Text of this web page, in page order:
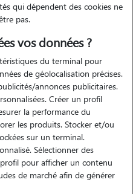
possède des animaux
qui dépendent des cookies ne
pas.
vos données ?
du terminal pour
de géolocalisation précises.
annonces publicitaires.
Créer un profil
la performance du
les produits. Stocker et/ou
sur un terminal.
Sélectionner des
pour afficher un contenu
de marché afin de générer